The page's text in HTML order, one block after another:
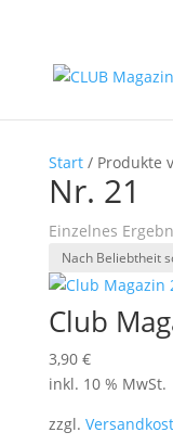
Start/ Produkte
Nr. 21
Einzelnes
Club
3,90 €
inkl. 10 % MwSt.
zzgl.